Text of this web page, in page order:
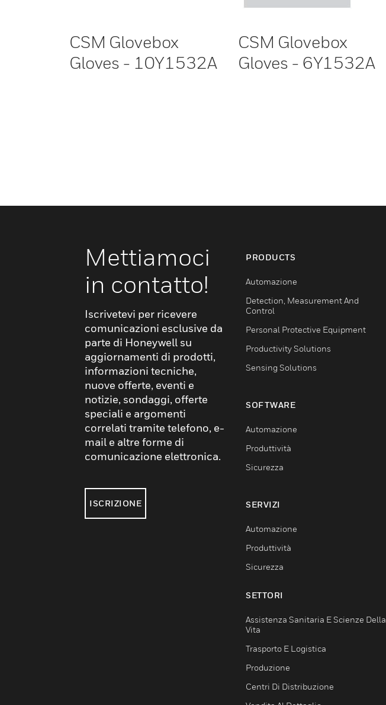
CSM Glovebox
Gloves - 10Y1532A
CSM Glovebox
Gloves - 6Y1532A
Mettiamoci
in contatto!
Iscrivetevi per ricevere
comunicazioni esclusive da
parte di Honeywell su
aggiornamenti di prodotti,
informazioni tecniche,
nuove offerte, eventi e
notizie, sondaggi, offerte
speciali e argomenti
correlati tramite telefono, e-
mail e altre forme di
comunicazione elettronica.
ISCRIZIONE
PRODUCTS
Automazione
Detection, Measurement And
Control
Personal Protective Equipment
Productivity Solutions
Sensing Solutions
SOFTWARE
Automazione
Produttività
Sicurezza
SERVIZI
Automazione
Produttività
Sicurezza
SETTORI
Assistenza Sanitaria E Scienze Della
Vita
Trasporto E Logistica
Produzione
Centri Di Distribuzione